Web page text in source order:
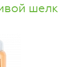
шелк